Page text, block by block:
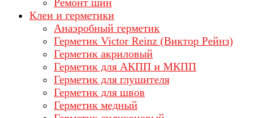
Ремонт шин
Клеи и герметики
Анаэробный герметик
Герметик Victor Reinz (Виктор Рейнз)
Герметик акриловый
Герметик для АКПП и МКПП
Герметик для глушителя
Герметик для швов
Герметик медный